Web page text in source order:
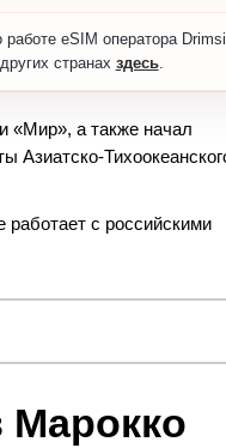
eSIM оператора
странах здесь.
«Мир», а также начал
Азиатско-
с российскими
Марокко